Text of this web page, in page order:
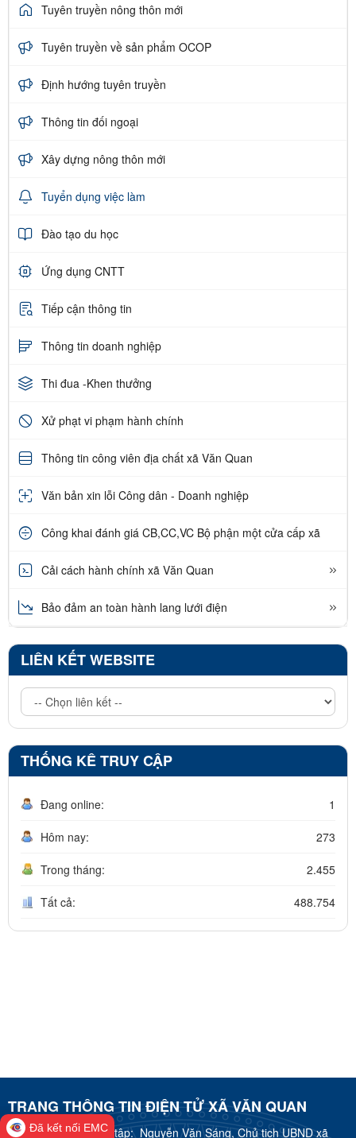
Tuyên truyền nông thôn mới
Tuyên truyền về sản phẩm OCOP
Định hướng tuyên truyền
Thông tin đối ngoại
Xây dựng nông thôn mới
Tuyển dụng việc làm
Đào tạo du học
Ứng dụng CNTT
Tiếp cận thông tin
Thông tin doanh nghiệp
Thi đua -Khen thưởng
Xử phạt vi phạm hành chính
Thông tin công viên địa chất xã Văn Quan
Văn bản xin lỗi Công dân - Doanh nghiệp
Công khai đánh giá CB,CC,VC Bộ phận một cửa cấp xã
Cải cách hành chính xã Văn Quan
Bảo đảm an toàn hành lang lưới điện
LIÊN KẾT WEBSITE
THỐNG KÊ TRUY CẬP
Đang online: 1
Hôm nay: 273
Trong tháng: 2.455
Tất cả: 488.754
TRANG THÔNG TIN ĐIỆN TỬ XÃ VĂN QUAN
Trưởng Ban biên tập:Nguyễn Văn Sáng, Chủ tịch UBND xã
Đã kết nối EMC